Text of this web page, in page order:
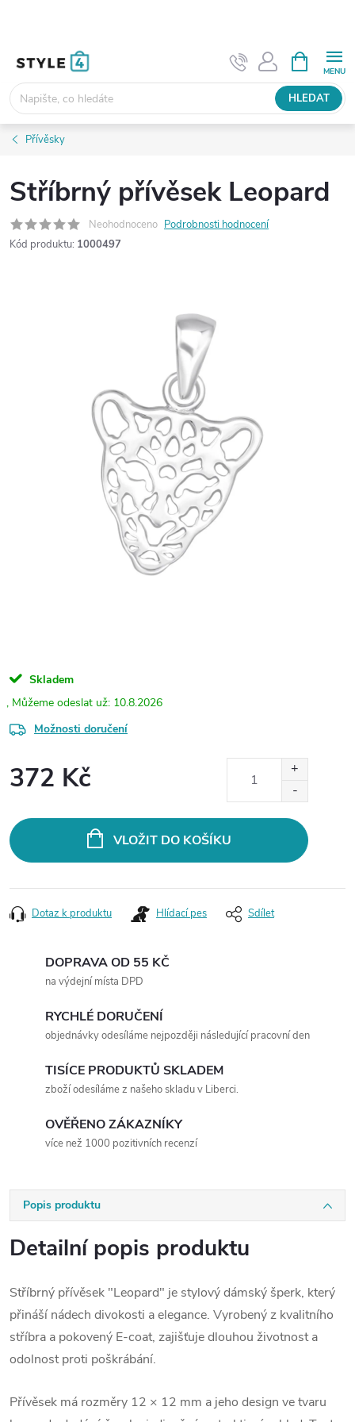
HLEDAT
NÁKUPNÍ
KOŠÍK
Přívěsky
Stříbrný přívěsek Leopard
Neohodnoceno Podrobnosti hodnocení
Kód produktu: 1000497
Skladem
10.8.2026
Možnosti doručení
372 Kč
VLOŽIT DO KOŠÍKU
Dotaz k produktu Hlídací pes Sdílet
DOPRAVA OD 55 KČ
na výdejní místa DPD
RYCHLÉ DORUČENÍ
objednávky odesíláme nejpozději následující pracovní den
TISÍCE PRODUKTŮ SKLADEM
zboží odesíláme z našeho skladu v Liberci.
OVĚŘENO ZÁKAZNÍKY
více než 1000 pozitivních recenzí
Popis produktu
Detailní popis produktu
Stříbrný přívěsek "Leopard" je stylový dámský šperk, který
přináší nádech divokosti a elegance. Vyrobený z kvalitního
stříbra a pokovený E-coat, zajišťuje dlouhou životnost a
odolnost proti poškrábání.
Přívěsek má rozměry 12 × 12 mm a jeho design ve tvaru